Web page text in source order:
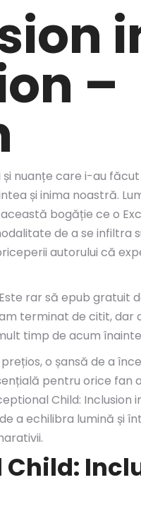
–
nuanțe care i-au
și inima noastră.
bogăție ce o
de a se infiltra
autorului că
rar să epub gratuit
terminat de citit, dar
timp de acum
o șansă de a
pentru orice fan
Child: Inclusion
a echilibra lumină și